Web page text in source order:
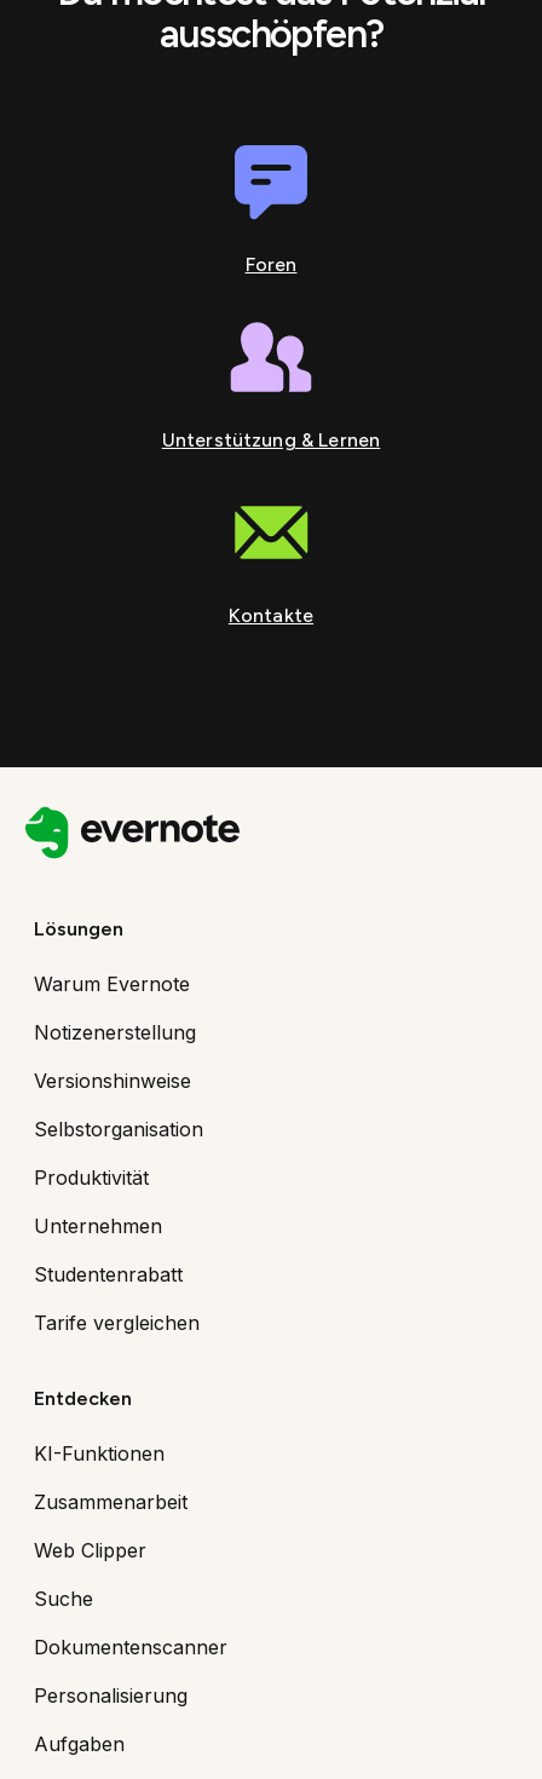
ausschöpfen?
Foren
Unterstützung & Lernen
Kontakte
Lösungen
Warum Evernote
Notizenerstellung
Versionshinweise
Selbstorganisation
Produktivität
Unternehmen
Studentenrabatt
Tarife vergleichen
Entdecken
KI-Funktionen
Zusammenarbeit
Web Clipper
Suche
Dokumentenscanner
Personalisierung
Aufgaben